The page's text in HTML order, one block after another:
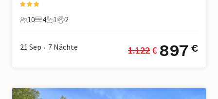
10 Gäste
10
4 Schlafzimmer
4
1 Badezimmer
1
2 Haustiere
2
21 Sep • 7 Nächte 1.122 € 897 €